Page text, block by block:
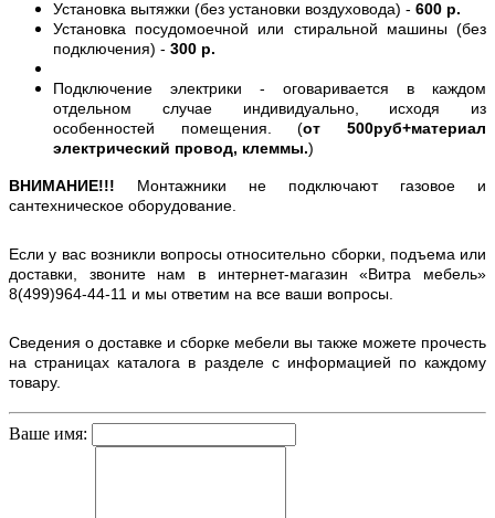
Установка вытяжки (без установки воздуховода) - 600 р.
Установка посудомоечной или стиральной машины (без
подключения) - 300 р.
Подключение электрики - оговаривается в каждом
отдельном случае индивидуально, исходя из
особенностей помещения. (от 500руб+материал
электрический провод, клеммы.)
ВНИМАНИЕ!!! Монтажники не подключают газовое и
сантехническое оборудование.
Если у вас возникли вопросы относительно сборки, подъема или
доставки, звоните нам в интернет-магазин «Витра мебель»
8(499)964-44-11 и мы ответим на все ваши вопросы.
Сведения о доставке и сборке мебели вы также можете прочесть
на страницах каталога в разделе с информацией по каждому
товару.
Ваше имя: